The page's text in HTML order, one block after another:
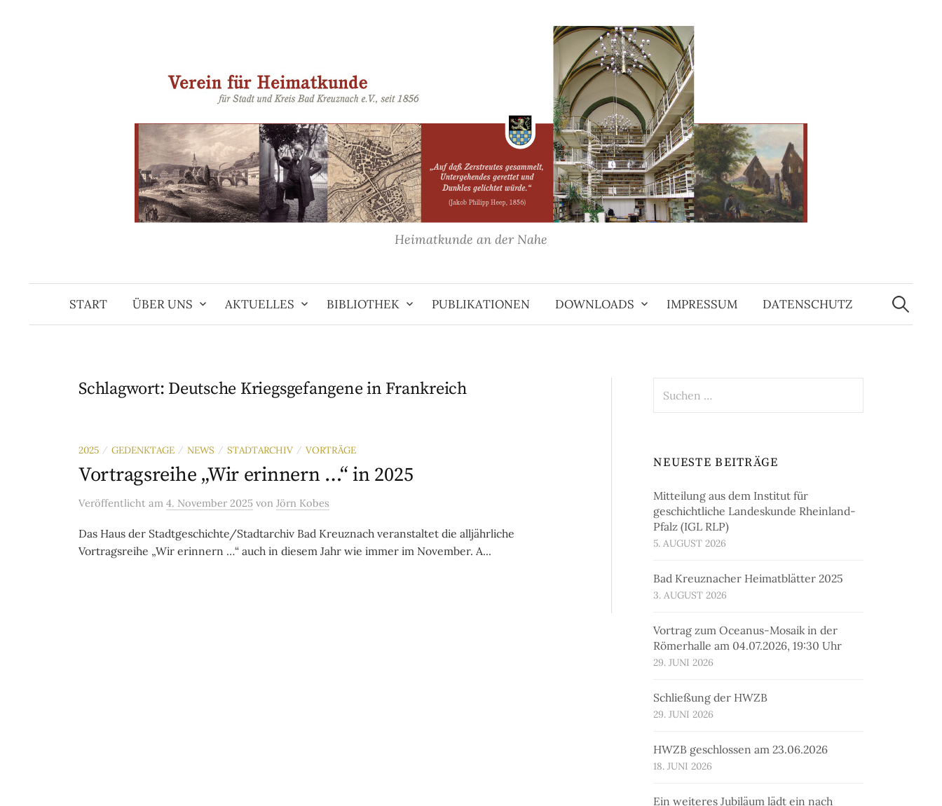
Heimatkunde an der Nahe
START ÜBER UNS AKTUELLES BIBLIOTHEK PUBLIKATIONEN DOWNLOADS IMPRESSUM DATENSCHUTZ
Suchen
nach:
Schlagwort: Deutsche Kriegsgefangene in Frankreich
2025 / GEDENKTAGE / NEWS / STADTARCHIV / VORTRÄGE
Vortragsreihe „Wir erinnern …“ in 2025
Veröffentlicht am 4. November 2025 von Jörn Kobes
Das Haus der Stadtgeschichte/Stadtarchiv Bad Kreuznach veranstaltet die alljährliche
Vortragsreihe „Wir erinnern …“ auch in diesem Jahr wie immer im November. A...
nach:
NEUESTE BEITRÄGE
Mitteilung aus dem Institut für
geschichtliche Landeskunde Rheinland-
Pfalz (IGL RLP)
5. AUGUST 2026
Bad Kreuznacher Heimatblätter 2025
3. AUGUST 2026
Vortrag zum Oceanus-Mosaik in der
Römerhalle am 04.07.2026, 19:30 Uhr
29. JUNI 2026
Schließung der HWZB
29. JUNI 2026
HWZB geschlossen am 23.06.2026
18. JUNI 2026
Ein weiteres Jubiläum lädt ein nach